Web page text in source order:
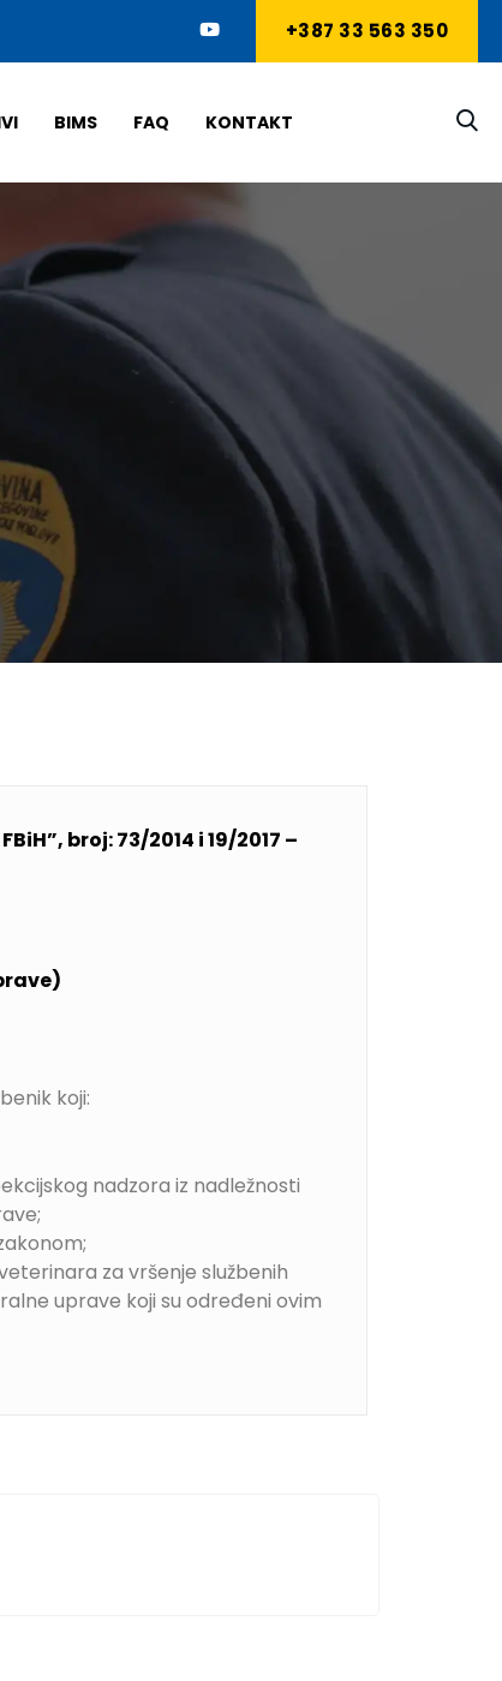
+387 33 563 350
BIMS FAQ KONTAKT
broj:73/2014 i 19/2017 –
koji:
nadzora iz nadležnosti
za vršenje službenih
uprave koji su određeni ovim